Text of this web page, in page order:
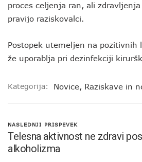
proces celjenja ran, ali
pravijo raziskovalci.
Postopek utemeljen na pozitivnih
že uporablja pri dezinfekciji
Kategorija: Novice, Raziskave in
NASLEDNJI PRISPEVEK
Telesna aktivnost ne zdravi
alkoholizma